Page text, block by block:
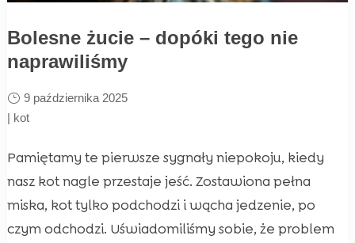
Bolesne żucie – dopóki tego nie
naprawiliśmy
9 października 2025
| kot
Pamiętamy te pierwsze sygnały niepokoju, kiedy
nasz kot nagle przestaje jeść. Zostawiona pełna
miska, kot tylko podchodzi i wącha jedzenie, po
czym odchodzi. Uświadomiliśmy sobie, że problem